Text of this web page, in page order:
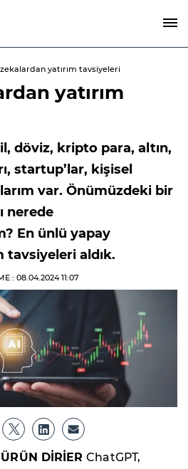
yatırım tavsiyeleri
yatırım
döviz, kripto para, altın,
startup’lar, kişisel
var. Önümüzdeki bir
nerede
En ünlü yapay
tavsiyeleri aldık.
: 08.04.202411:07
DİRİERChatGPT,